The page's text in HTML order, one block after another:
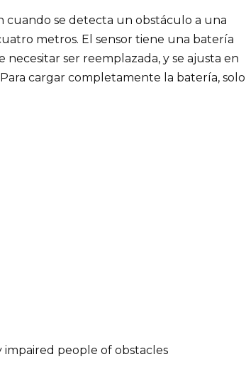
cuando se detecta un obstáculo a una
metros. El sensor tiene una batería
ser reemplazada, y se ajusta en
cargar completamente la batería, solo